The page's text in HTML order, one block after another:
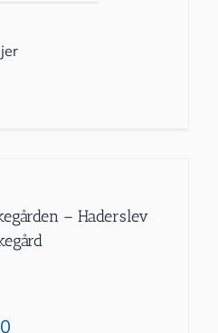
– Haderslev